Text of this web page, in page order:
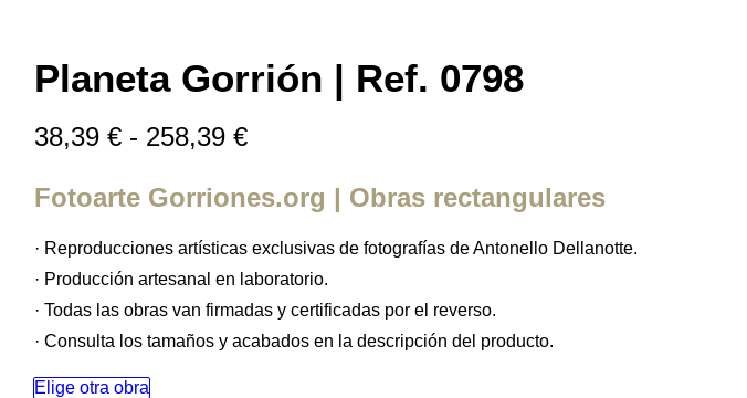
Planeta Gorrión | Ref. 0798
38,39 € - 258,39 €Rango
precios:
38,39 €
hasta
258,39 €
Fotoarte Gorriones.org | Obras rectangulares
· Reproducciones artísticas exclusivas de fotografías de Antonello Dellanotte.
· Producción artesanal en laboratorio.
· Todas las obras van firmadas y certificadas por el reverso.
· Consulta los tamaños y acabados en la descripción del producto.
Elige otra obra